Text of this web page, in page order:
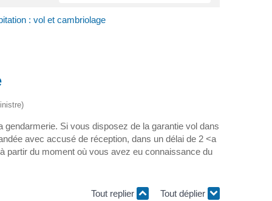
: vol et cambriolage
Si vous disposez de la garantie vol dans
avec accusé de réception, dans un délai de 2 <a
partir du moment où vous avez eu connaissance du
Tout replier Tout déplier